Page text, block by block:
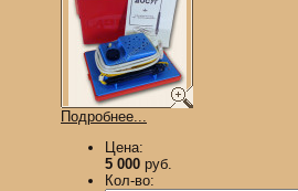
Подробнее...
Цена:
5 000 руб.
Кол-во: